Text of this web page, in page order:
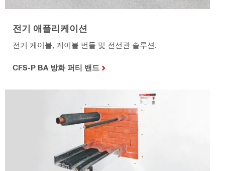
전기 애플리케이션
전기 케이블, 케이블 번들 및 전선관 솔루션:
CFS-P BA 방화 퍼티 밴드